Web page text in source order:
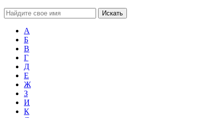
А
Б
В
Г
Д
Е
Ж
З
И
К